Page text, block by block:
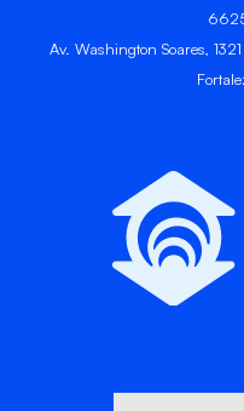
Av. Washington Soares,